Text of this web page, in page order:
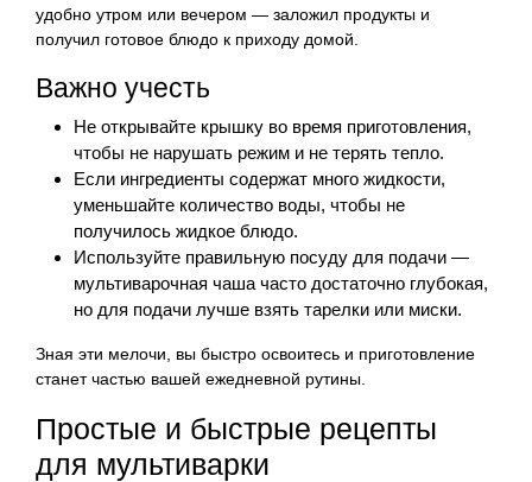
удобно утром или вечером — заложил продукты и
получил готовое блюдо к приходу домой.
Важно учесть
Не открывайте крышку во время приготовления,
чтобы не нарушать режим и не терять тепло.
Если ингредиенты содержат много жидкости,
уменьшайте количество воды, чтобы не
получилось жидкое блюдо.
Используйте правильную посуду для подачи —
мультиварочная чаша часто достаточно глубокая,
но для подачи лучше взять тарелки или миски.
Зная эти мелочи, вы быстро освоитесь и приготовление
станет частью вашей ежедневной рутины.
Простые и быстрые рецепты
для мультиварки